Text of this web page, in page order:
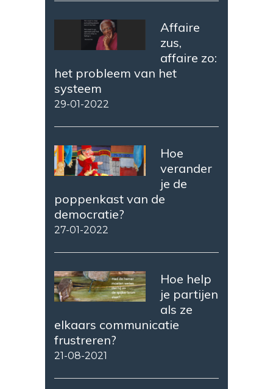
Affaire
zus,
affaire zo:
het probleem van het
systeem
29-01-2022
Hoe
verander
je de
poppenkast van de
democratie?
27-01-2022
Hoe help
je partijen
als ze
elkaars communicatie
frustreren?
21-08-2021